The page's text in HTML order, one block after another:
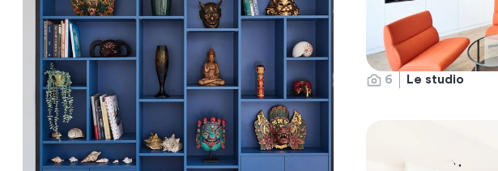
6 Le studio